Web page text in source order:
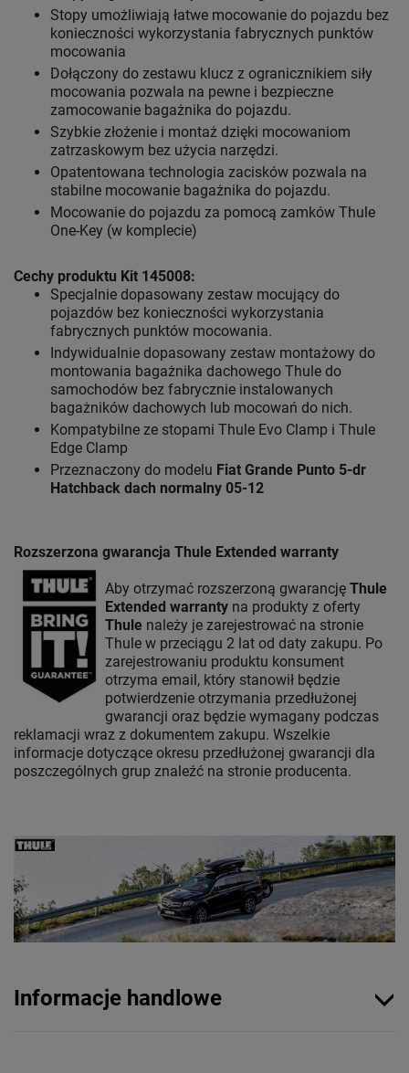
Stopy umożliwiają łatwe mocowanie do pojazdu bez
konieczności wykorzystania fabrycznych punktów
mocowania
Dołączony do zestawu klucz z ogranicznikiem siły
mocowania pozwala na pewne i bezpieczne
zamocowanie bagażnika do pojazdu.
Szybkie złożenie i montaż dzięki mocowaniom
zatrzaskowym bez użycia narzędzi.
Opatentowana technologia zacisków pozwala na
stabilne mocowanie bagażnika do pojazdu.
Mocowanie do pojazdu za pomocą zamków Thule
One-Key (w komplecie)
Cechy produktu Kit 145008:
Specjalnie dopasowany zestaw mocujący do
pojazdów bez konieczności wykorzystania
fabrycznych punktów mocowania.
Indywidualnie dopasowany zestaw montażowy do
montowania bagażnika dachowego Thule do
samochodów bez fabrycznie instalowanych
bagażników dachowych lub mocowań do nich.
Kompatybilne ze stopami Thule Evo Clamp i Thule
Edge Clamp
Przeznaczony do modelu Fiat Grande Punto 5-dr
Hatchback dach normalny 05-12
Rozszerzona gwarancja Thule Extended warranty
Aby otrzymać rozszerzoną gwarancję Thule
Extended warranty na produkty z oferty
Thule należy je zarejestrować na stronie
Thule w przeciągu 2 lat od daty zakupu. Po
zarejestrowaniu produktu konsument
otrzyma email, który stanowił będzie
potwierdzenie otrzymania przedłużonej
gwarancji oraz będzie wymagany podczas
reklamacji wraz z dokumentem zakupu. Wszelkie
informacje dotyczące okresu przedłużonej gwarancji dla
poszczególnych grup znaleźć na stronie producenta.
Informacje handlowe